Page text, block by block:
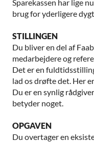
Sparekassen har lige
brug for yderligere
STILLINGEN
Du bliver en del af
medarbejdere og
Det er en
lad os drøfte det. Her
Du er en synlig
betyder noget.
OPGAVEN
Du overtager en